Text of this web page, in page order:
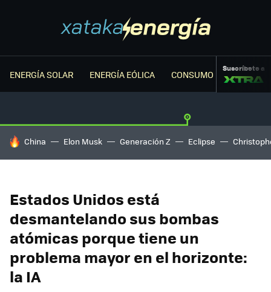
ENERGÍA SOLAR ENERGÍA EÓLICA CONSUMO ENERGÉTICO
Suscríbete a
HOY SE HABLA DE
China Elon Musk Generación Z Eclipse
Estados Unidos está
desmantelando sus bombas
atómicas porque tiene un
problema mayor en el horizonte:
la IA